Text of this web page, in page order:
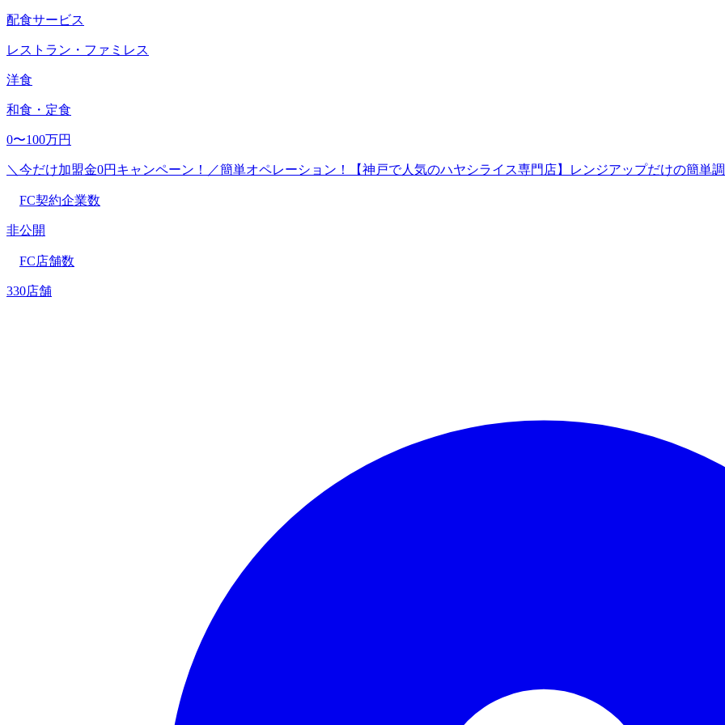
配食サービス
レストラン・ファミレス
洋食
和食・定食
0〜100万円
＼今だけ加盟金0円キャンペーン！／簡単オペレーション！【神戸で人気のハヤシライス専門店】レンジアップだけの簡単
FC契約企業数
非公開
FC店舗数
330店舗